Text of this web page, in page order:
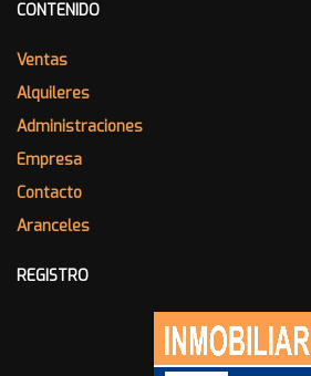
CONTENIDO
Ventas
Alquileres
Administraciones
Empresa
Contacto
Aranceles
REGISTRO